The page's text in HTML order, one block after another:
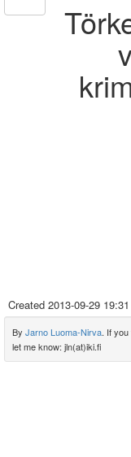
Created 2013-09-29 19:31
By Jarno Luoma-Nirva. If
let me know: jln(at)iki.fi